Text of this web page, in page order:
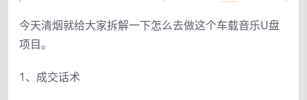
今天清烟就给大家拆解一下怎么去做这个车载音乐U盘
项目。
1、成交话术